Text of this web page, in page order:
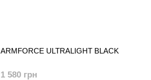
ARMFORCE ULTRALIGHT BLACK
1 580 грн